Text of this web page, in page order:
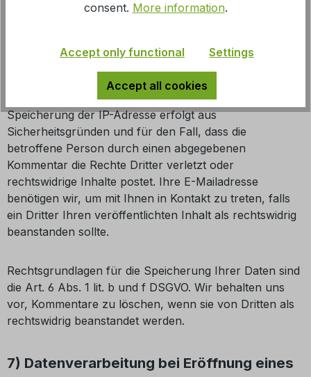
Im Rahmen der Kommentarfunktion auf dieser Website
Zeitpunkt der Erstellung des Kommentars und der von
auf dieser Website veröffentlicht. Ferner wird Ihre IP-
Adresse mitprotokolliert und gespeichert. Diese
Speicherung der IP-Adresse erfolgt aus
Sicherheitsgründen und für den Fall, dass die
betroffene Person durch einen abgegebenen
Kommentar die Rechte Dritter verletzt oder
rechtswidrige Inhalte postet. Ihre E-Mailadresse
benötigen wir, um mit Ihnen in Kontakt zu treten, falls
ein Dritter Ihren veröffentlichten Inhalt als rechtswidrig
beanstanden sollte.
Rechtsgrundlagen für die Speicherung Ihrer Daten sind
die Art. 6 Abs. 1 lit. b und f DSGVO. Wir behalten uns
vor, Kommentare zu löschen, wenn sie von Dritten als
rechtswidrig beanstandet werden.
7) Datenverarbeitung bei Eröffnung eines
consent. More information.
Accept only functional Settings
Accept all cookies